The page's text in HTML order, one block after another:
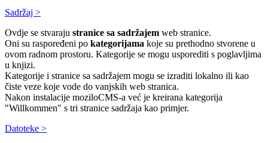
Sadržaj >
Ovdje se stvaraju stranice sa sadržajem web stranice.
Oni su raspoređeni po kategorijama koje su prethodno stvorene u
ovom radnom prostoru. Kategorije se mogu usporediti s poglavljima
u knjizi.
Kategorije i stranice sa sadržajem mogu se izraditi lokalno ili kao
čiste veze koje vode do vanjskih web stranica.
Nakon instalacije moziloCMS-a već je kreirana kategorija
"Willkommen" s tri stranice sadržaja kao primjer.
Datoteke >